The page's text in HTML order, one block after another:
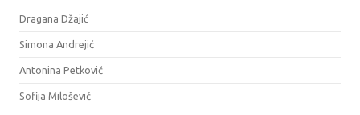
Dragana Džajić
Simona Andrejić
Antonina Petković
Sofija Milošević